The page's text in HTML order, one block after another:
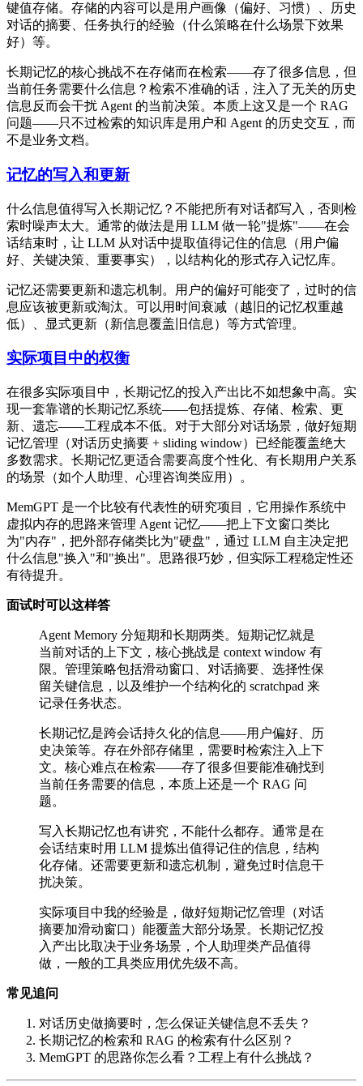
键值存储。存储的内容可以是用户画像（偏好、习惯）、历史
对话的摘要、任务执行的经验（什么策略在什么场景下效果
好）等。
长期记忆的核心挑战不在存储而在检索——存了很多信息，但
当前任务需要什么信息？检索不准确的话，注入了无关的历史
信息反而会干扰 Agent 的当前决策。本质上这又是一个 RAG
问题——只不过检索的知识库是用户和 Agent 的历史交互，而
不是业务文档。
记忆的写入和更新
什么信息值得写入长期记忆？不能把所有对话都写入，否则检
索时噪声太大。通常的做法是用 LLM 做一轮"提炼"——在会
话结束时，让 LLM 从对话中提取值得记住的信息（用户偏
好、关键决策、重要事实），以结构化的形式存入记忆库。
记忆还需要更新和遗忘机制。用户的偏好可能变了，过时的信
息应该被更新或淘汰。可以用时间衰减（越旧的记忆权重越
低）、显式更新（新信息覆盖旧信息）等方式管理。
实际项目中的权衡
在很多实际项目中，长期记忆的投入产出比不如想象中高。实
现一套靠谱的长期记忆系统——包括提炼、存储、检索、更
新、遗忘——工程成本不低。对于大部分对话场景，做好短期
记忆管理（对话历史摘要 + sliding window）已经能覆盖绝大
多数需求。长期记忆更适合需要高度个性化、有长期用户关系
的场景（如个人助理、心理咨询类应用）。
MemGPT 是一个比较有代表性的研究项目，它用操作系统中
虚拟内存的思路来管理 Agent 记忆——把上下文窗口类比
为"内存"，把外部存储类比为"硬盘"，通过 LLM 自主决定把
什么信息"换入"和"换出"。思路很巧妙，但实际工程稳定性还
有待提升。
面试时可以这样答
Agent Memory 分短期和长期两类。短期记忆就是
当前对话的上下文，核心挑战是 context window 有
限。管理策略包括滑动窗口、对话摘要、选择性保
留关键信息，以及维护一个结构化的 scratchpad 来
记录任务状态。
长期记忆是跨会话持久化的信息——用户偏好、历
史决策等。存在外部存储里，需要时检索注入上下
文。核心难点在检索——存了很多但要能准确找到
当前任务需要的信息，本质上还是一个 RAG 问
题。
写入长期记忆也有讲究，不能什么都存。通常是在
会话结束时用 LLM 提炼出值得记住的信息，结构
化存储。还需要更新和遗忘机制，避免过时信息干
扰决策。
实际项目中我的经验是，做好短期记忆管理（对话
摘要加滑动窗口）能覆盖大部分场景。长期记忆投
入产出比取决于业务场景，个人助理类产品值得
做，一般的工具类应用优先级不高。
常见追问
对话历史做摘要时，怎么保证关键信息不丢失？
长期记忆的检索和 RAG 的检索有什么区别？
MemGPT 的思路你怎么看？工程上有什么挑战？